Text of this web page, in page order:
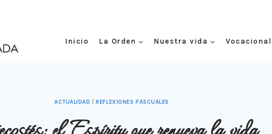
Inicio La Orden Nuestra vida Vocacional
ACTUALIDAD |REFLEXIONES PASCUALES
el Espíritu que renueva la vida